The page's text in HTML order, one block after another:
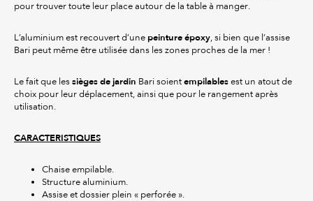
pour trouver toute leur place autour de la table à manger.
L’aluminium est recouvert d’une peinture époxy, si bien que l’assise
Bari peut même être utilisée dans les zones proches de la mer !
Le fait que les sièges de jardin Bari soient empilables est un atout de
choix pour leur déplacement, ainsi que pour le rangement après
utilisation.
CARACTERISTIQUES
Chaise empilable.
Structure aluminium.
Assise et dossier plein « perforée ».